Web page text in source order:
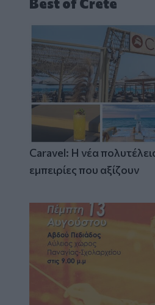
Caravel: Η νέα
εμπειρίες που αξίζουν